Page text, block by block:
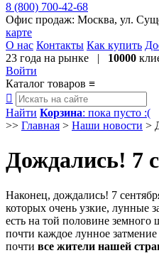
8 (800) 700-42-68
Офис продаж: Москва, ул.
карте
О нас Контакты Как купить
23 года на рынке | 10000
Войти
Каталог товаров ≡

Найти Корзина: пока пусто :(
>> Главная > Наши новости >
Дождались! 7
Наконец, дождались! 7
которых очень узкие, лунные
есть на той половине земного
почти каждое лунное затмение
почти все жители нашей